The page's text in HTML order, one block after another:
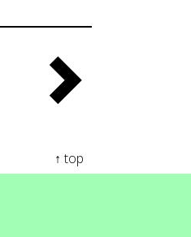
↑ top